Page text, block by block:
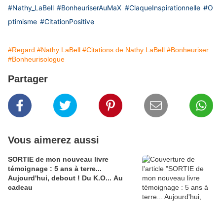
#Nathy_LaBell #BonheuriserAuMaX #ClaqueInspirationnelle #O
ptimisme #CitationPositive
#Regard #Nathy LaBell #Citations de Nathy LaBell #Bonheuriser
#Bonheurisologue
Partager
Vous aimerez aussi
SORTIE de mon nouveau livre
témoignage : 5 ans à terre...
Aujourd'hui, debout ! Du K.O... Au
cadeau